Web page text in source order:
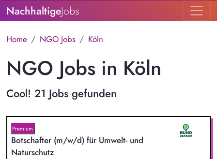
NachhaltigeJobs
Home NGO Jobs Köln
NGO Jobs in Köln
Cool! 21 Jobs gefunden
Premium
Botschafter (m/w/d) für Umwelt- und
Naturschutz